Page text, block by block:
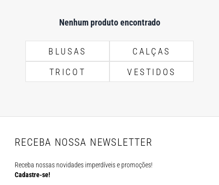
Nenhum produto encontrado
BLUSAS
CALÇAS
TRICOT
VESTIDOS
RECEBA NOSSA NEWSLETTER
Receba nossas novidades imperdíveis e promoções!
Cadastre-se!